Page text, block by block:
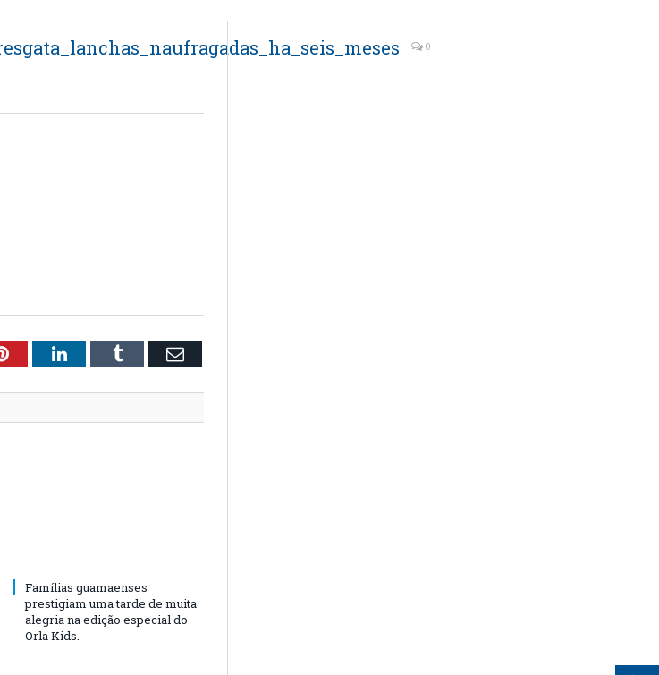
0
PinterestLinkedInTumblr Email
Famílias guamaenses
prestigiam uma tarde de muita
alegria na edição especial do
Orla Kids.